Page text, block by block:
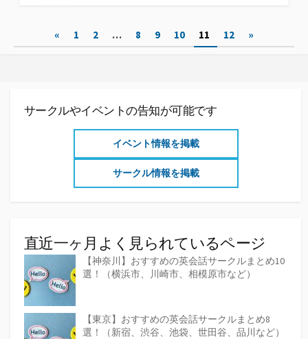
ー
ペ
« 1 2 … 8 9 10 11 12 »
サークルやイベントの告知が可能です
イベント情報を掲載
サークル情報を掲載
直近一ヶ月よく見られているページ
【神奈川】おすすめの英会話サークルまとめ10
選！（横浜市、川崎市、相模原市など）
【東京】おすすめの英会話サークルまとめ8
選！（新宿、渋谷、池袋、世田谷、品川など）